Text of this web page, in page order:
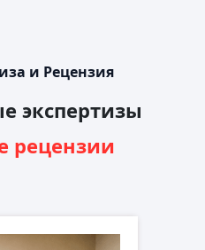
и Рецензия
экспертизы
рецензии